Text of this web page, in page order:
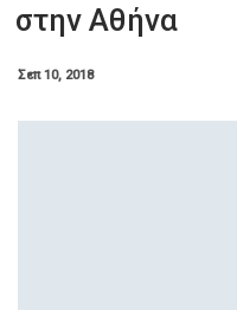
στην Αθήνα
Σεπ 10, 2018